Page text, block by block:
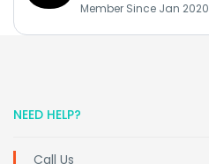
Member Since Jan 2020
NEED HELP?
Call Us